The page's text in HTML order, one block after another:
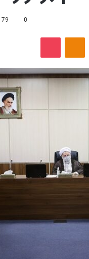
0
79